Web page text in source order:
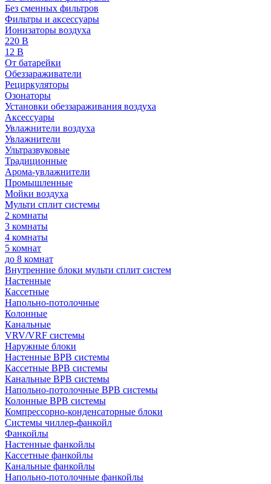
Без сменных фильтров
Фильтры и аксессуары
Ионизаторы воздуха
220 В
12 В
От батарейки
Обеззараживатели
Рециркуляторы
Озонаторы
Установки обеззараживания воздуха
Аксессуары
Увлажнители воздуха
Увлажнители
Ультразвуковые
Традиционные
Арома-увлажнители
Промышленные
Мойки воздуха
Мульти сплит системы
2 комнаты
3 комнаты
4 комнаты
5 комнат
до 8 комнат
Внутренние блоки мульти сплит систем
Настенные
Кассетные
Напольно-потолочные
Колонные
Канальные
VRV/VRF системы
Наружные блоки
Настенные ВРВ системы
Кассетные ВРВ системы
Канальные ВРВ системы
Напольно-потолочные ВРВ системы
Колонные ВРВ системы
Компрессорно-конденсаторные блоки
Системы чиллер-фанкойл
Фанкойлы
Настенные фанкойлы
Кассетные фанкойлы
Канальные фанкойлы
Напольно-потолочные фанкойлы